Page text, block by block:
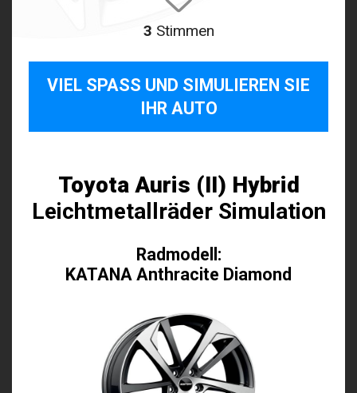
3 Stimmen
VIEL SPASS UND SIMULIEREN SIE I
HR AUTO
Toyota Auris (II) Hybrid
Leichtmetallräder Simulation
Radmodell:
KATANA Anthracite Diamond